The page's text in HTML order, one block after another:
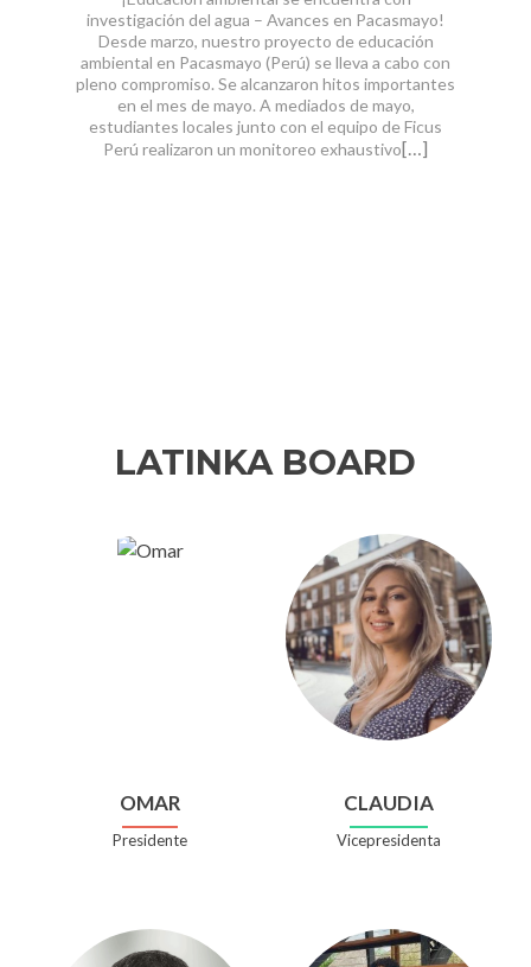
investigación del agua – Avances en Pacasmayo!
Desde marzo, nuestro proyecto de educación
ambiental en Pacasmayo (Perú) se lleva a cabo con
pleno compromiso. Se alcanzaron hitos importantes
en el mes de mayo. A mediados de mayo,
estudiantes locales junto con el equipo de Ficus
Perú realizaron un monitoreo exhaustivo[…]
LATINKA BOARD
OMAR
Presidente
CLAUDIA
Vicepresidenta